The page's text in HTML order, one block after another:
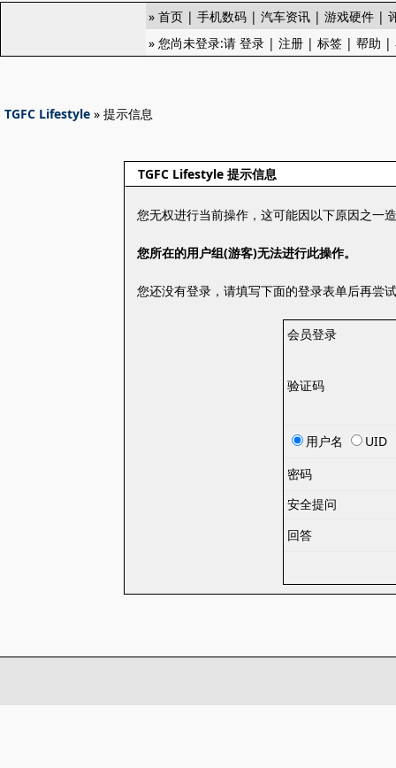
» 首页 | 手机数码 | 汽车资讯 | 游戏硬件 |
» 您尚未登录:请 登录 | 注册 | 标签 | 帮助 |
TGFC Lifestyle » 提示信息
TGFC Lifestyle 提示信息
您无权进行当前操作，这可能因以下原因之一
您所在的用户组(游客)无法进行此操作。
您还没有登录，请填写下面的登录表单后再尝
会员登录
验证码
用户名
UID
密码
安全提问
回答